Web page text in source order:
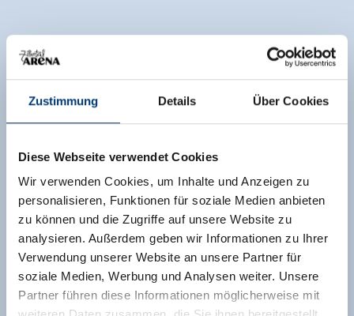
Zustimmung Details Über Cookies
Diese Webseite verwendet Cookies
Wir verwenden Cookies, um Inhalte und Anzeigen zu
personalisieren, Funktionen für soziale Medien anbieten
zu können und die Zugriffe auf unsere Website zu
analysieren. Außerdem geben wir Informationen zu Ihrer
Verwendung unserer Website an unsere Partner für
soziale Medien, Werbung und Analysen weiter. Unsere
Partner führen diese Informationen möglicherweise mit